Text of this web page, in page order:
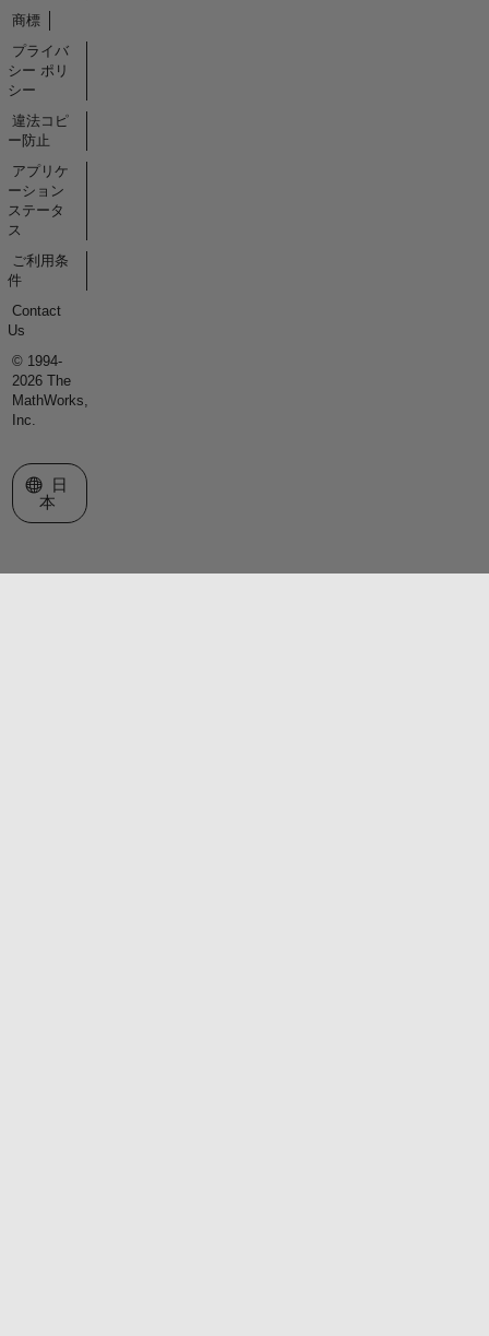
商標
プライバ
シー ポリ
シー
違法コピ
ー防止
アプリケ
ーション
ステータ
ス
ご利用条
件
Contact
Us
© 1994-
2026 The
MathWorks,
Inc.
Web サイトの選択
日
本